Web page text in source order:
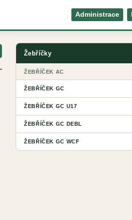
Administrace
Žebříčky
ŽEBŘÍČEK AC
ŽEBŘÍČEK GC
ŽEBŘÍČEK GC U17
ŽEBŘÍČEK GC DEBL
ŽEBŘÍČEK GC WCF